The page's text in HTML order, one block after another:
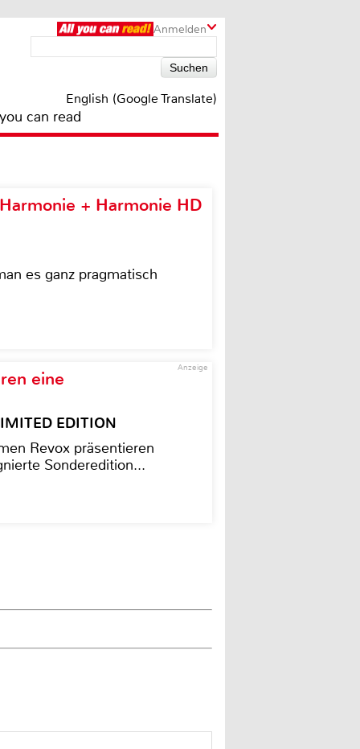
Anmelden
English (Google Translate)
can read
+ Harmonie HD
es ganz pragmatisch
Anzeige
eine
EDITION
Revox präsentieren
Sonderedition...